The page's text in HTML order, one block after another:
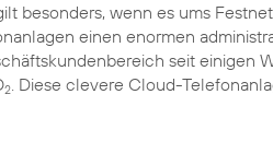
besonders, wenn es ums
einen enormen
seit einigen
2. Diese clevere Cloud-